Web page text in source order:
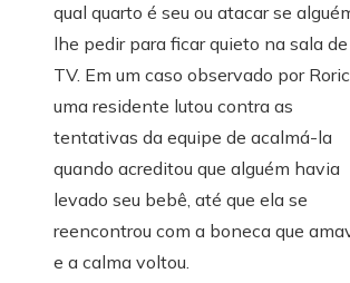
qual quarto é seu ou atacar se
lhe pedir para ficar quieto na sala de
TV. Em um caso observado por
uma residente lutou contra as
tentativas da equipe de acalmá-la
quando acreditou que alguém havia
levado seu bebê, até que ela se
reencontrou com a boneca que
e a calma voltou.